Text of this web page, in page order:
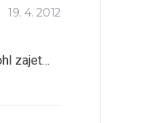
19. 4. 2012
zajet…